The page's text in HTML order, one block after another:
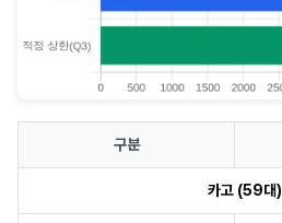
구분
카고 (59대)